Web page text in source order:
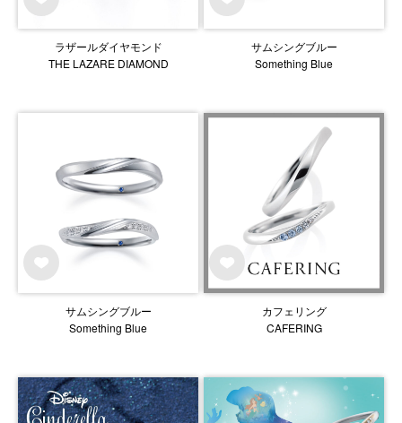
ラザールダイヤモンド
THE LAZARE DIAMOND
サムシングブルー
Something Blue
サムシングブルー
Something Blue
カフェリング
CAFERING